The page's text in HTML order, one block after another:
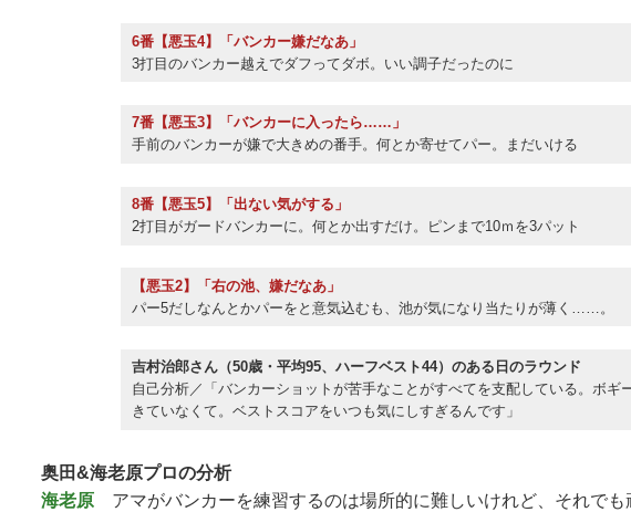
6番【悪玉4】「バンカー嫌だなあ」
3打目のバンカー越えでダフってダボ。いい調子だったのに
7番【悪玉3】「バンカーに入ったら……」
手前のバンカーが嫌で大きめの番手。何とか寄せてパー。まだいける
8番【悪玉5】「出ない気がする」
2打目がガードバンカーに。何とか出すだけ。ピンまで10ｍを3パット
【悪玉2】「右の池、嫌だなあ」
パー5だしなんとかパーをと意気込むも、池が気になり当たりが薄く……。
吉村治郎さん（50歳・平均95、ハーフベスト44）のある日のラウンド
自己分析／「バンカーショットが苦手なことがすべてを支配している。ボギ
きていなくて。ベストスコアをいつも気にしすぎるんです」
奥田&海老原プロの分析
海老原 アマがバンカーを練習するのは場所的に難しいけれど、それでも